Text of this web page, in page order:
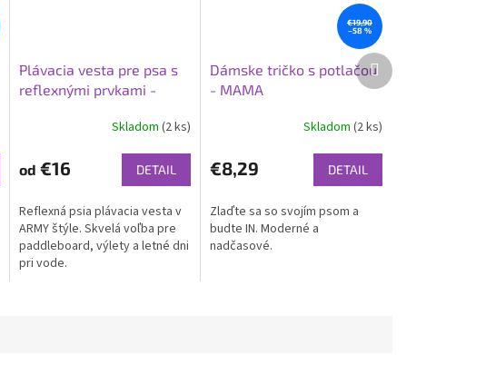
Plávacia vesta pre psa s
reflexnými prvkami -
Skladom(2 ks)
od €16 DETAIL
Reflexná psia plávacia vesta v
ARMY štýle. Skvelá voľba pre
paddleboard, výlety a letné dni
pri vode.
€19,90
–58 %
Dámske tričko s potlačou
- MAMA
Skladom (2 ks)
€8,29 DETAIL
Zlaďte sa so svojím psom a
budte IN. Moderné a
nadčasové.
Ďalší
produkt